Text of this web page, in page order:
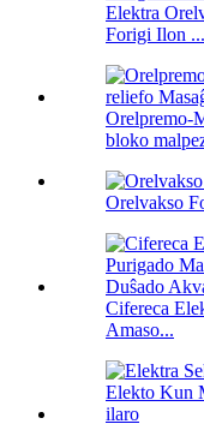
Elektra
Forigi Ilon ...
Orelpremo-
bloko
Orelvakso
Cifereca
Amaso...